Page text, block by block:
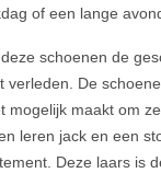
of een lange
schoenen de
De
maakt om
leren jack en een
Deze laars is